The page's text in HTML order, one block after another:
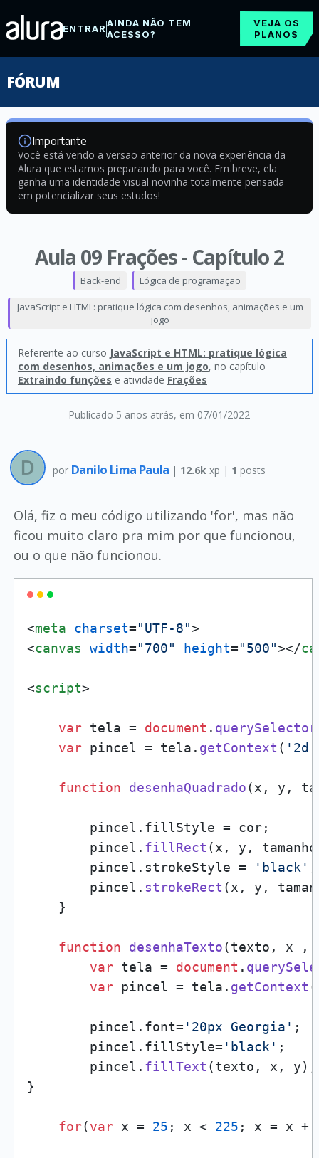
ENTRARAINDA NÃO TEM
ACESSO?
VEJA OS
PLANOS
FÓRUM
Importante
Você está vendo a versão anterior da nova experiência da
Alura que estamos preparando para você. Em breve, ela
ganha uma identidade visual novinha totalmente pensada
em potencializar seus estudos!
Aula 09 Frações - Capítulo 2
Publicado 5 anos atrás, em 07/01/2022
Back-end Lógica de programação
JavaScript e HTML: pratique lógica com desenhos, animações e um
jogo
Referente ao curso JavaScript e HTML: pratique lógica
com desenhos, animações e um jogo, no capítulo
Extraindo funções e atividade Frações
por Danilo Lima Paula | 12.6k xp | 1 posts
Olá, fiz o meu código utilizando 'for', mas não
ficou muito claro pra mim por que funcionou,
ou o que não funcionou.
<meta charset="UTF-8">
<canvas width="700" height="500"></
<script>
var tela = document . querySelector
var pincel = tela. getContext ( '2d'
function desenhaQuadrado(x, y,
        pincel.
fillStyle = cor;
        pincel.
fillRect (x, y,
        pincel.
strokeStyle = 'black'
        pincel.
strokeRect (x, y,
    }
function desenhaTexto(texto, x ,
var tela = document .
var pincel = tela. getContext (
        pincel.
font= '20px Georgia' ;
        pincel.
fillStyle= 'black' ;
        pincel.
fillText (texto, x,
}
for(var x = 25 ; x < 225 ; x = x +